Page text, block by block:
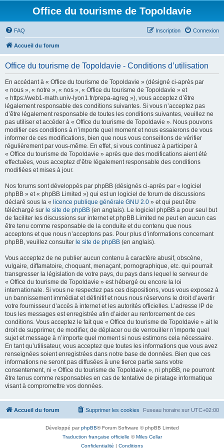
Office du tourisme de Topoldavie
FAQ Connexion
Inscription
Accueil du forum
Office du tourisme de Topoldavie - Conditions d’utilisation
En accédant à « Office du tourisme de Topoldavie » (désigné ci-après par
« nous », « notre », « nos », « Office du tourisme de Topoldavie » et
« https://web1-math.univ-lyon1.fr/prepa-agreg »), vous acceptez d’être
légalement responsable des conditions suivantes. Si vous n’acceptez pas
d’être légalement responsable de toutes les conditions suivantes, veuillez ne
pas utiliser et accéder à « Office du tourisme de Topoldavie ». Nous pouvons
modifier ces conditions à n’importe quel moment et nous essaierons de vous
informer de ces modifications, bien que nous vous conseillons de vérifier
régulièrement par vous-même. En effet, si vous continuez à participer à
« Office du tourisme de Topoldavie » après que des modifications aient été
effectuées, vous acceptez d’être légalement responsable des conditions
modifiées et mises à jour.
Nos forums sont développés par phpBB (désignés ci-après par « logiciel
phpBB » et « phpBB Limited ») qui est un logiciel de forum de discussions
déclaré sous la « licence publique générale GNU 2.0 » et qui peut être
téléchargé sur le site de phpBB (en anglais). Le logiciel phpBB a pour seul but
de faciliter les discussions sur internet et phpBB Limited ne peut en aucun cas
être tenu comme responsable de la conduite et du contenu que nous
acceptons et que nous n’acceptons pas. Pour plus d’informations concernant
phpBB, veuillez consulter le site de phpBB (en anglais).
Vous acceptez de ne publier aucun contenu à caractère abusif, obscène,
vulgaire, diffamatoire, choquant, menaçant, pornographique, etc. qui pourrait
transgresser la législation de votre pays, du pays dans lequel le serveur de
« Office du tourisme de Topoldavie » est hébergé ou encore la loi
internationale. Si vous ne respectez pas ces dispositions, vous vous exposez à
un bannissement immédiat et définitif et nous nous réservons le droit d’avertir
votre fournisseur d’accès à internet et les autorités officielles. L’adresse IP de
tous les messages est enregistrée afin d’aider au renforcement de ces
conditions. Vous acceptez le fait que « Office du tourisme de Topoldavie » ait le
droit de supprimer, de modifier, de déplacer ou de verrouiller n’importe quel
sujet et message à n’importe quel moment si nous estimons cela nécessaire.
En tant qu’utilisateur, vous acceptez que toutes les informations que vous avez
renseignées soient enregistrées dans notre base de données. Bien que ces
informations ne seront pas diffusées à une tierce partie sans votre
consentement, ni « Office du tourisme de Topoldavie », ni phpBB, ne pourront
être tenus comme responsables en cas de tentative de piratage informatique
visant à compromettre vos données.
Accueil du forum Fuseau horaire sur UTC+02:00
Supprimer les cookies
Développé parphpBB® Forum Software © phpBB Limited
Traduction française officielle ©Miles Cellar
Confidentialité | Conditions